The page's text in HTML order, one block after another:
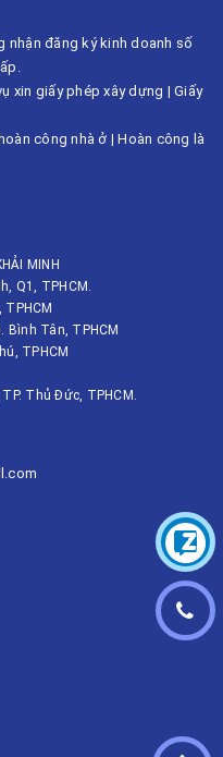
nhận đăng ký kinh doanh số
xin giấy phép xây dựng | Giấy
công nhà ở |Hoàn công là
MINH
Q1, TPHCM.
TPHCM
Bình Tân, TPHCM
TPHCM
Thủ Đức, TPHCM.